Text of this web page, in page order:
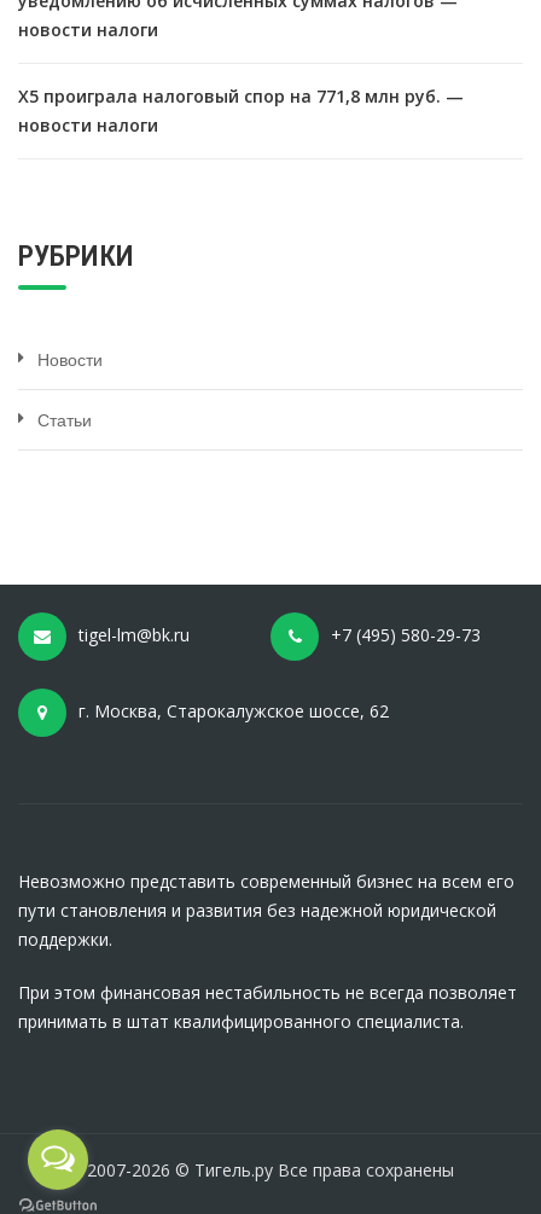
новости налоги
X5 проиграла налоговый спор на 771,8 млн руб. —
новости налоги
РУБРИКИ
Новости
Статьи
tigel-lm@bk.ru +7 (495) 580-29-73
г. Москва, Старокалужское шоссе, 62
Невозможно представить современный бизнес на всем его
пути становления и развития без надежной юридической
поддержки.
При этом финансовая нестабильность не всегда позволяет
принимать в штат квалифицированного специалиста.
2007-2026 © Тигель.ру Все права сохранены